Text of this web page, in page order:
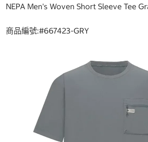
NEPA Men's Woven Short Sleeve Tee
商品編號:#667423-GRY